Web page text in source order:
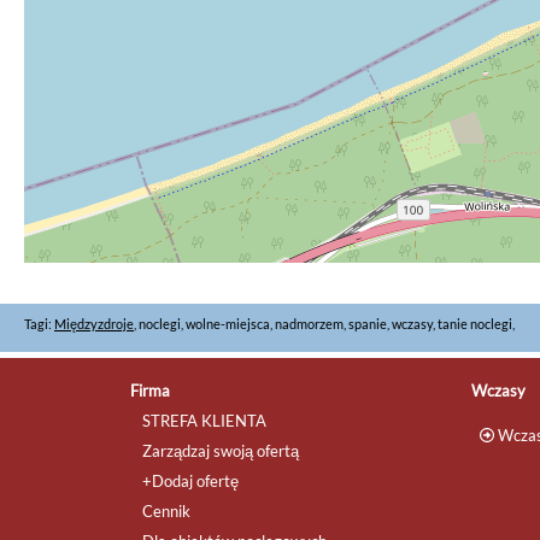
Tagi: Międzyzdroje , noclegi, wolne-miejsca, nadmorzem, spanie, wczasy, tanie noclegi,
Firma
STREFA KLIENTA
Zarządzaj swoją ofertą
+Dodaj ofertę
Cennik
Wczasy